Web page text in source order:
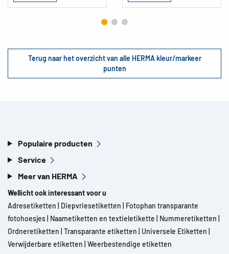
Terug naar het overzicht van alle HERMA kleur/markeer
punten
Populaire producten
Service
Meer van HERMA
Wellicht ook interessant voor u
Adresetiketten
Diepvriesetiketten
Fotophan transparante
fotohoesjes Naametiketten en textieletikette Nummeretiketten
Ordneretiketten Transparante etiketten Universele Etiketten
Verwijderbare etiketten Weerbestendige etiketten